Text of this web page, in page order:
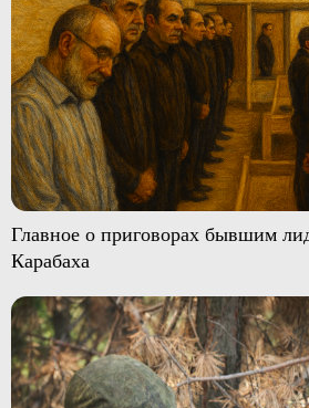
Главное о приговорах бывшим
Карабаха